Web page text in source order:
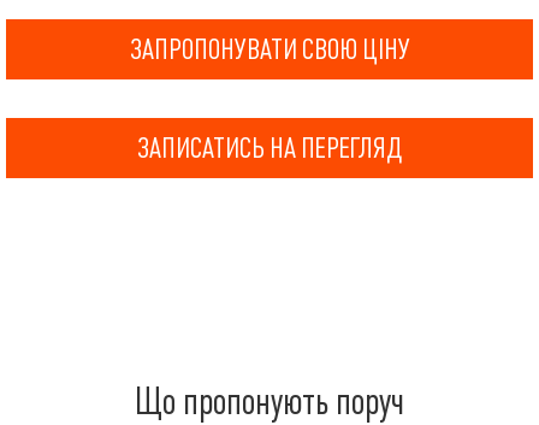
ЗАПРОПОНУВАТИ СВОЮ ЦІНУ
ЗАПИСАТИСЬ НА ПЕРЕГЛЯД
Що пропонують поруч